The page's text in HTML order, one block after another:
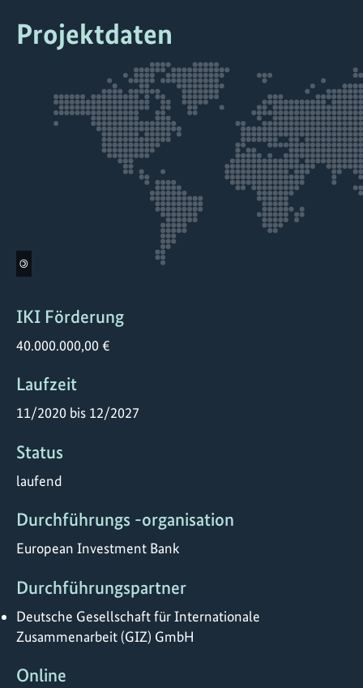
Projektdaten
©
IKI Förderung
40.000.000,00 €
Laufzeit
11/2020 bis 12/2027
Status
laufend
Durchführungs -organisation
European Investment Bank
Durchführungspartner
Deutsche Gesellschaft für Internationale
Zusammenarbeit (GIZ) GmbH
Online